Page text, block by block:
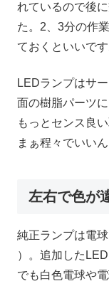
れているので後
た。2、3分の作
ておくといいです
LEDランプはサ
面の樹脂パーツ
もっとセンス良
まぁ程々でいい
左右で色が
純正ランプは電
）。追加した
でも白色電球や